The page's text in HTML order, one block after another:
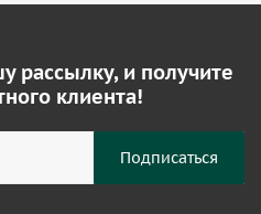
рассылку, и получите
клиента!